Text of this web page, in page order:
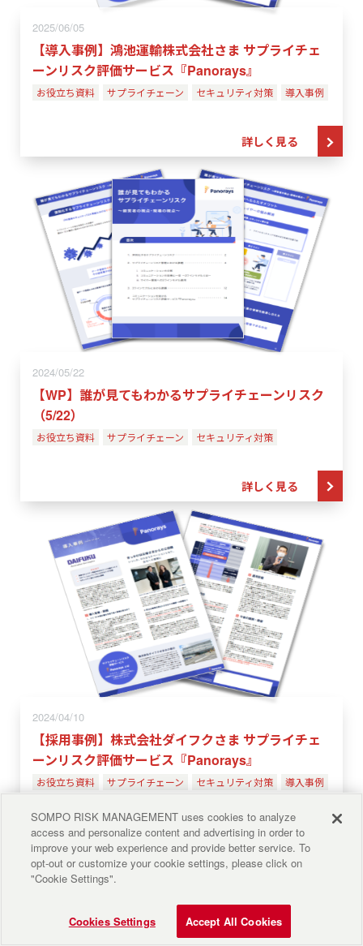
2025/06/05
【導入事例】鴻池運輸株式会社さま サプライチェ
ーンリスク評価サービス『Panorays』
お役立ち資料 サプライチェーン セキュリティ対策 導入事例
詳しく見る
2024/05/22
【WP】誰が見てもわかるサプライチェーンリスク
（5/22）
お役立ち資料 サプライチェーン セキュリティ対策
詳しく見る
2024/04/10
【採用事例】株式会社ダイフクさま サプライチェ
ーンリスク評価サービス『Panorays』
お役立ち資料 サプライチェーン セキュリティ対策 導入事例
詳しく見る
SOMPO RISK MANAGEMENT uses cookies to analyze
access and personalize content and advertising in order to
improve your web experience and provide better service. To
opt-out or customize your cookie settings, please click on
"Cookie Settings".
Cookies Settings Accept All Cookies